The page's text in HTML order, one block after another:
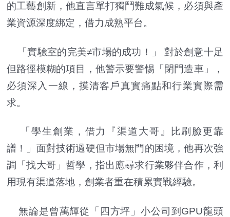
的工藝創新，他直言單打獨鬥難成氣候，必須與產
業資源深度綁定，借力成熟平台。
「實驗室的完美≠市場的成功！」 對於創意十足
但路徑模糊的項目，他警示要警惕「閉門造車」，
必須深入一線，摸清客戶真實痛點和行業實際需
求。
「學生創業，借力『渠道大哥』比刷臉更靠
譜！」面對技術過硬但市場無門的困境，他再次強
調「找大哥」哲學，指出應尋求行業夥伴合作，利
用現有渠道落地，創業者重在積累實戰經驗。
無論是曾萬輝從「四方坪」小公司到GPU龍頭